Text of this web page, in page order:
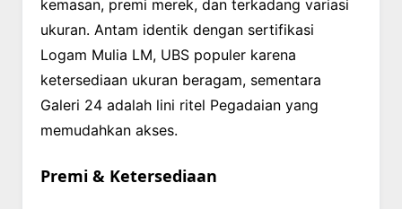
kemasan, premi merek, dan terkadang variasi
ukuran. Antam identik dengan sertifikasi
Logam Mulia LM, UBS populer karena
ketersediaan ukuran beragam, sementara
Galeri 24 adalah lini ritel Pegadaian yang
memudahkan akses.
Premi & Ketersediaan